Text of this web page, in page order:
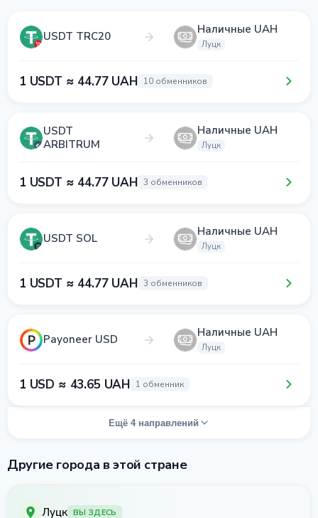
USDT TRC20 Наличные UAH
Луцк
1 USDT ≈ 44.77 UAH 10 обменников
USDT
ARBITRUM
Наличные UAH
Луцк
1 USDT ≈ 44.77 UAH 3 обменников
USDT SOL Наличные UAH
Луцк
1 USDT ≈ 44.77 UAH 3 обменников
Payoneer USD Наличные UAH
Луцк
1 USD ≈ 43.65 UAH 1 обменник
Ещё 4 направлений
Другие города в этой стране
Луцк ВЫ ЗДЕСЬ